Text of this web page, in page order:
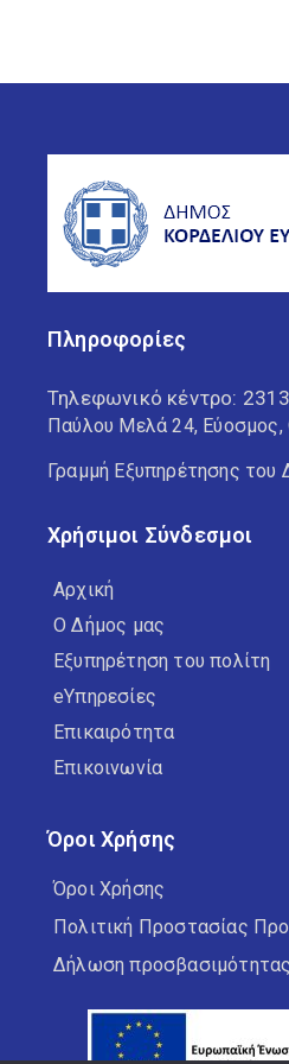
Πληροφορίες
Τηλεφωνικό κέντρο:
Παύλου Μελά 24, Εύοσμος,
Γραμμή Εξυπηρέτησης του
Χρήσιμοι Σύνδεσμοι
Αρχική
Ο Δήμος μας
Εξυπηρέτηση του πολίτη
eΥπηρεσίες
Επικαιρότητα
Επικοινωνία
Όροι Χρήσης
Όροι Χρήσης
Πολιτική Προστασίας
Δήλωση προσβασιμότητας